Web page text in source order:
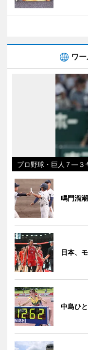
ワ
プロ野球・巨人７―３
鳴門渦
日本、
中島ひ